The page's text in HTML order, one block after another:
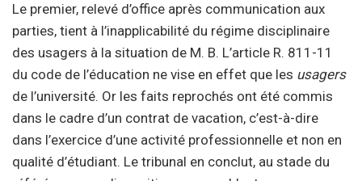
Le premier, relevé d’office après communication aux
parties, tient à l’inapplicabilité du régime disciplinaire
des usagers à la situation de M. B. L’article R. 811-11
du code de l’éducation ne vise en effet que les usagers
de l’université. Or les faits reprochés ont été commis
dans le cadre d’un contrat de vacation, c’est-à-dire
dans l’exercice d’une activité professionnelle et non en
qualité d’étudiant. Le tribunal en conclut, au stade du